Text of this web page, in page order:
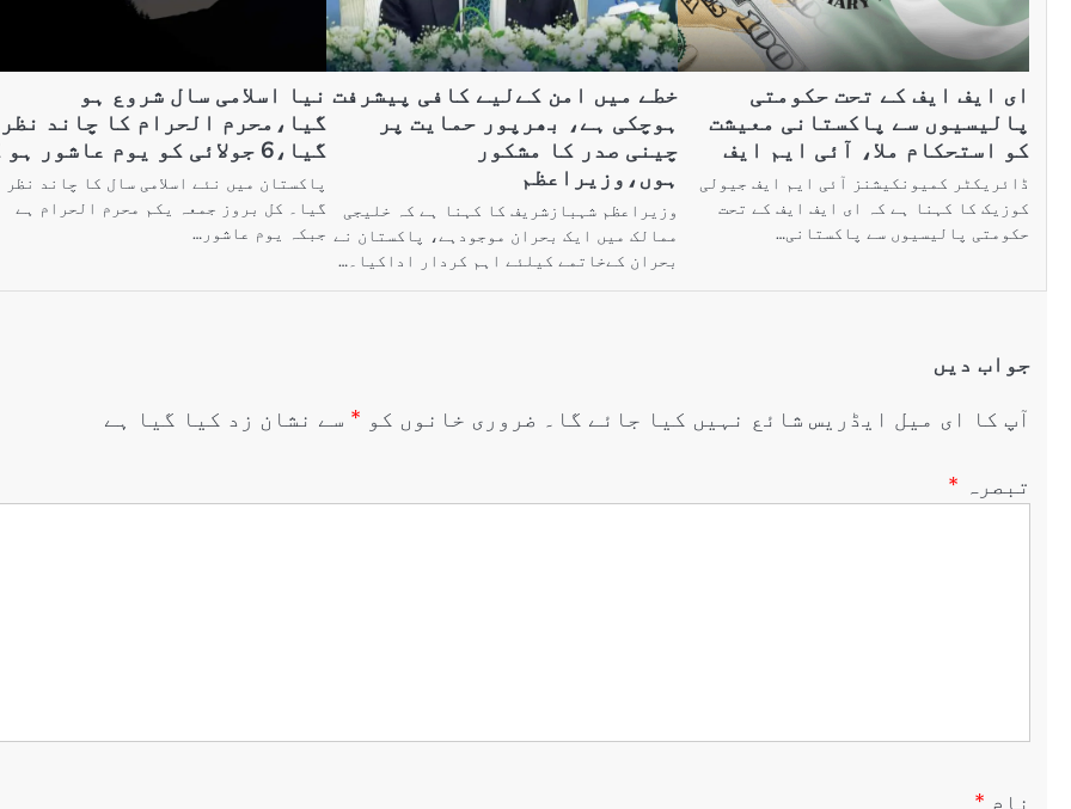
ای ایف ایف کے تحت حکومتی
پالیسیوں سے پاکستانی معیشت
کو استحکام ملا، آئی ایم ایف
ڈائریکٹر کمیونکیشنز آئی ایم ایف جیولی
کوزیک کا کہنا ہے کہ ای ایف ایف کے تحت
حکومتی پالیسیوں سے پاکستانی…
خطے میں امن کےلیے کافی پیشرفت
ہوچکی ہے، بھرپور حمایت پر
چینی صدر کا مشکور
ہوں،وزیراعظم
وزیراعظم شہبازشریف کا کہنا ہے کہ خلیجی
ممالک میں ایک بحران موجودہے، پاکستان نے
بحران کےخاتمے کیلئے اہم کردار اداکیا۔…
نیا اسلامی سال شروع ہو
گیا،محرم الحرام کا چاند
گیا،6 جولائی کو یوم عاشور ہو گا
پاکستان میں نئے اسلامی سال کا چاند نظر
گیا۔ کل بروز جمعہ یکم محرم الحرام ہے
جبکہ یوم عاشور…
جواب دیں
آپ کا ای میل ایڈریس شائع نہیں کیا جائے گا۔ ضروری خانوں کو * سے نشان زد کیا گیا ہے
تبصرہ *
نام *